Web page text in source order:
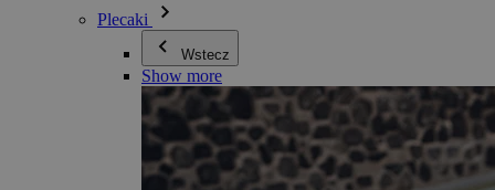
Plecaki
Wstecz
Show more